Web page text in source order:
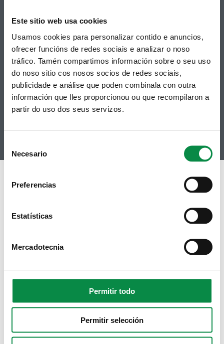
Este sitio web usa cookies
Usamos cookies para personalizar contido e anuncios,
ofrecer funcións de redes sociais e analizar o noso
tráfico. Tamén compartimos información sobre o seu uso
do noso sitio cos nosos socios de redes sociais,
publicidade e análise que poden combinala con outra
información que lles proporcionou ou que recompilaron a
partir do uso dos seus servizos.
Selection
Necesario
Preferencias
Estatísticas
Mercadotecnia
Permitir todo
Permitir selección
Facebook
Twitter
Telegram
RSS
Aviso Legal
Accesibilidade
Mapa web
Contacto
Hemeroteca